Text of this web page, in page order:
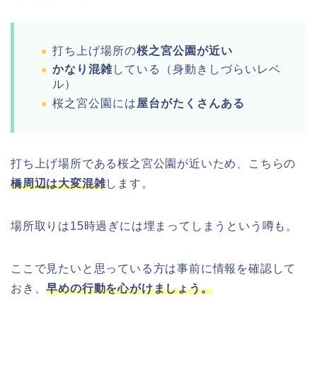
打ち上げ場所の桜之宮公園が近い
かなり混雑している（身動きしづらいレベ
ル）
桜之宮公園には屋台がたくさんある
打ち上げ場所である桜之宮公園が近いため、こちらの
橋周辺は大変混雑します。
場所取りは15時過ぎには埋まってしまうという噂も。
ここで見たいと思っている方は事前に情報を確認して
おき、早めの行動を心がけましょう。